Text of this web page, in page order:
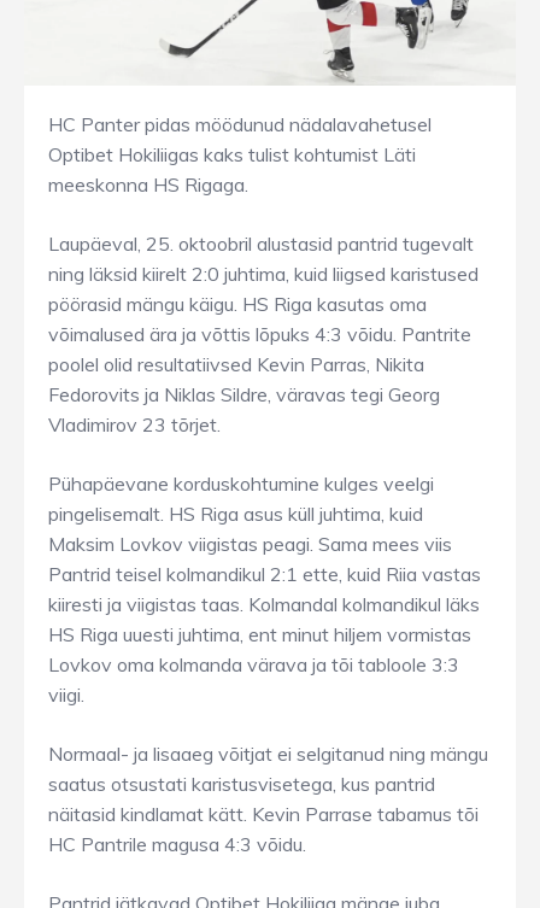
HC Panter pidas möödunud nädalavahetusel
Optibet Hokiliigas kaks tulist kohtumist Läti
meeskonna HS Rigaga.
Laupäeval, 25. oktoobril alustasid pantrid tugevalt
ning läksid kiirelt 2:0 juhtima, kuid liigsed karistused
pöörasid mängu käigu. HS Riga kasutas oma
võimalused ära ja võttis lõpuks 4:3 võidu. Pantrite
poolel olid resultatiivsed Kevin Parras, Nikita
Fedorovits ja Niklas Sildre, väravas tegi Georg
Vladimirov 23 tõrjet.
Pühapäevane korduskohtumine kulges veelgi
pingelisemalt. HS Riga asus küll juhtima, kuid
Maksim Lovkov viigistas peagi. Sama mees viis
Pantrid teisel kolmandikul 2:1 ette, kuid Riia vastas
kiiresti ja viigistas taas. Kolmandal kolmandikul läks
HS Riga uuesti juhtima, ent minut hiljem vormistas
Lovkov oma kolmanda värava ja tõi tabloole 3:3
viigi.
Normaal- ja lisaaeg võitjat ei selgitanud ning mängu
saatus otsustati karistusvisetega, kus pantrid
näitasid kindlamat kätt. Kevin Parrase tabamus tõi
HC Pantrile magusa 4:3 võidu.